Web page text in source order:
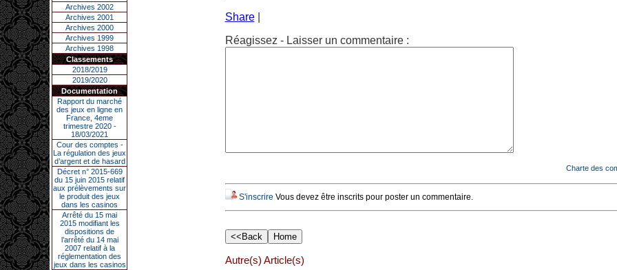
Archives 2002
Archives 2001
Archives 2000
Archives 1999
Archives 1998
Classements
2018/2019
2019/2020
Documentation
Rapport du marché
des jeux en ligne en
France, 4eme
trimestre 2020 -
18/03/2021
Cour des comptes -
La régulation des jeux
d’argent et de hasard
Décret n° 2015-669
du 15 juin 2015 relatif
aux prélèvements sur
le produit des jeux
dans les casinos
Arrêté du 15 mai
2015 modifiant les
dispositions de
l’arrêté du 14 mai
2007 relatif à la
réglementation des
jeux dans les casinos
Share
Réagissez - Laisser un commentaire :
Charte des
S'inscrire Vous devez être inscrits pour poster un commentaire.
Autre(s) Article(s)